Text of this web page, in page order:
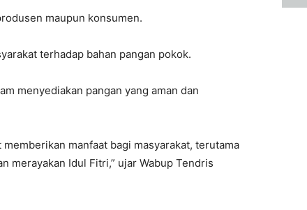
maupun konsumen.
terhadap bahan pangan pokok.
menyediakan pangan yang aman dan
manfaat bagi masyarakat, terutama
merayakan Idul Fitri,” ujar Wabup Tendris